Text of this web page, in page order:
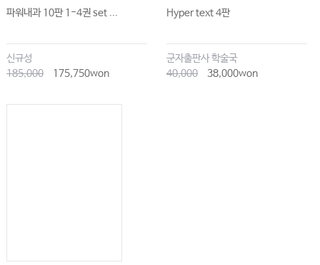
파워내과 10판 1-4권 set ...
신규성
185,000
175,750won
Hyper text 4판
군자출판사 학술국
40,000
38,000won